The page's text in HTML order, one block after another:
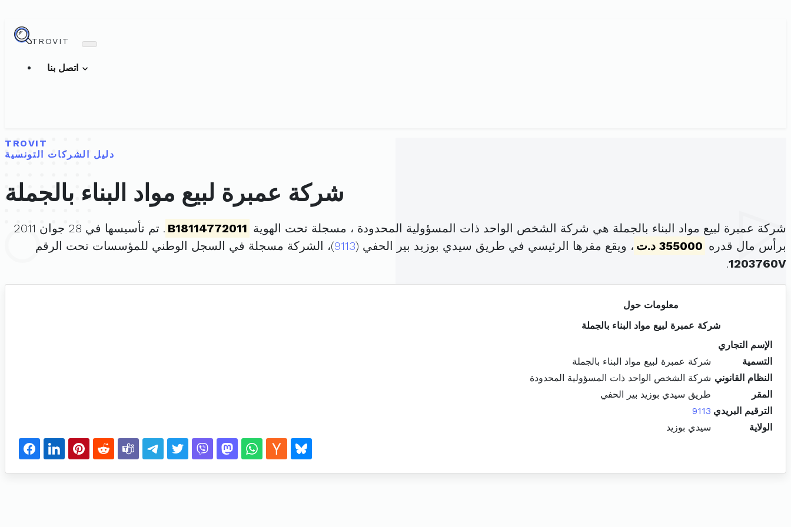
TROVIT
TROVIT
دليل الشركات التونسية
شركة عمبرة لبيع مواد البناء بالجملة
شركة عمبرة لبيع مواد البناء بالجملة هي شركة الشخص الواحد ذات المسؤولية المحدودة ، مسجلة تحت الهوية B18114772011
. تم تأسيسها في 28 جوان 2011
برأس مال قدره 355000 د.ت ، ويقع مقرها الرئيسي في طريق سيدي بوزيد بير الحفي (9113)، الشركة مسجلة في السجل الوطني للمؤسسات تحت الرقم
1203760V
.
معلومات حول
شركة عمبرة لبيع مواد البناء بالجملة
الإسم التجاري
التسمية
شركة عمبرة لبيع مواد البناء بالجملة
النظام القانوني شركة الشخص الواحد ذات المسؤولية المحدودة
المقر
طريق سيدي بوزيد بير الحفي
الترقيم البريدي 9113
الولاية
سيدي بوزيد